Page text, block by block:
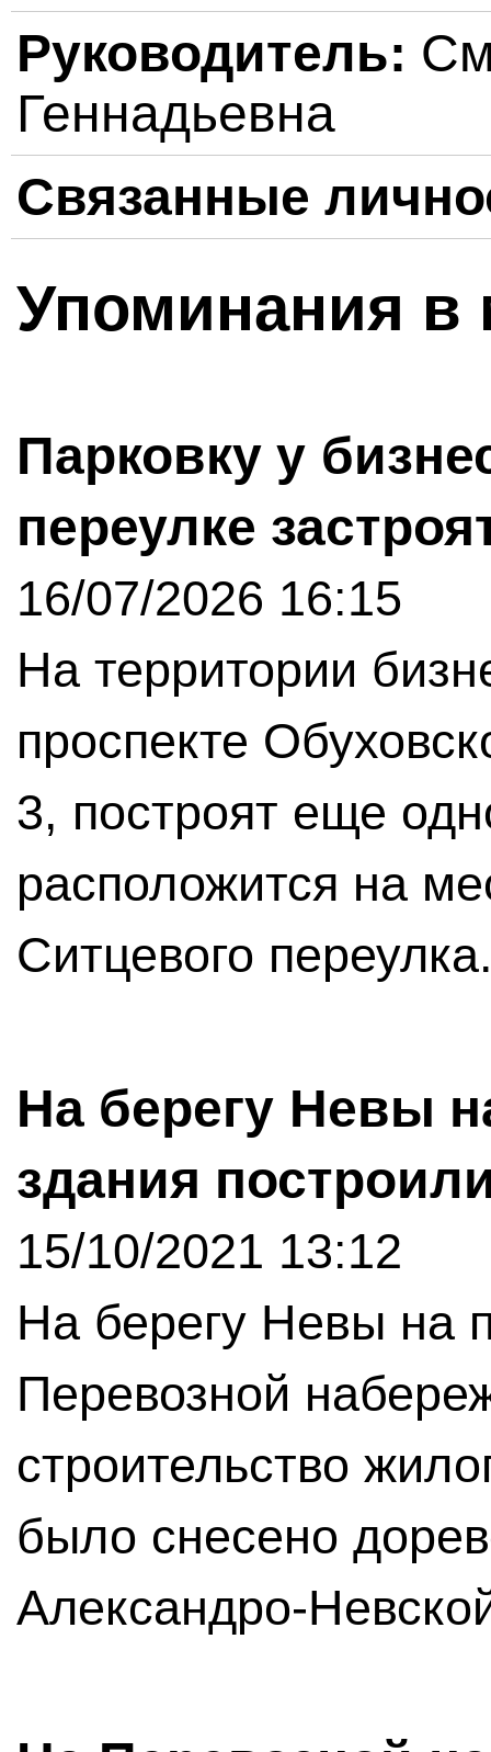
Руководитель:
Геннадьевна
Связанные
Упоминания в
Парковку у
переулке
16/07/2026 16:15
На территории
проспекте
3, построят еще
расположится на
Ситцевого
На берегу Невы
здания
15/10/2021 13:12
На берегу Невы на
Перевозной
строительство
было снесено
Александро-